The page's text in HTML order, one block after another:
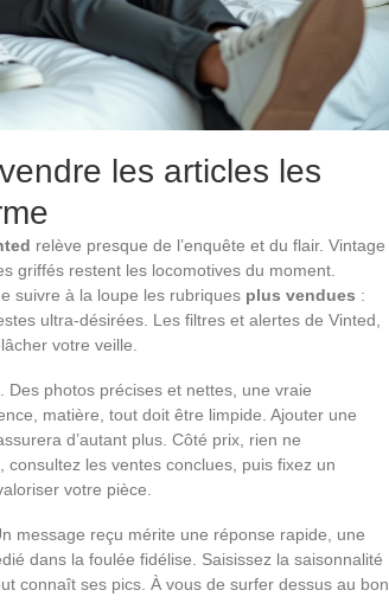
les articles les
relève presque de l’enquête et du flair. Vintage
griffés restent les locomotives du moment.
suivre à la loupe les rubriques plus vendues :
ultra-désirées. Les filtres et alertes de Vinted,
votre veille.
Des photos précises et nettes, une vraie
matière, tout doit être limpide. Ajouter une
d’autant plus. Côté prix, rien ne
consultez les ventes conclues, puis fixez un
votre pièce.
message reçu mérite une réponse rapide, une
dans la foulée fidélise. Saisissez la saisonnalité
connaît ses pics. À vous de surfer dessus au bon